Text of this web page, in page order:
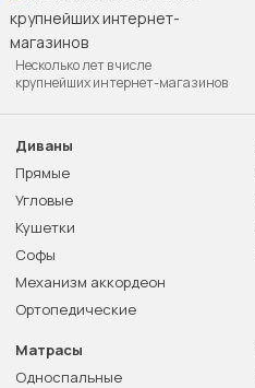
Несколько лет в числе
крупнейших интернет-магазинов
Диваны
Прямые
Угловые
Кушетки
Софы
Механизм аккордеон
Ортопедические
Матрасы
Односпальные